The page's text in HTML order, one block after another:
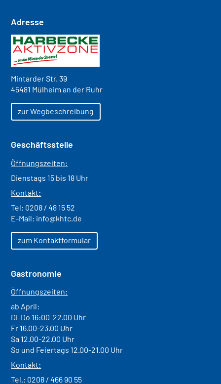
Adresse
Mintarder Str. 39
45481 Mülheim an der Ruhr
zur Wegbeschreibung
Geschäftsstelle
Öffnungszeiten:
Dienstags 15 bis 18 Uhr
Kontakt:
Tel: 0208 / 48 15 52
E-Mail: info@khtc.de
zum Kontaktformular
Gastronomie
Öffnungszeiten:
ab April:
Di-Do 16:00-22.00 Uhr
Fr 16.00-23.00 Uhr
Sa 12.00-22.00 Uhr
So und Feiertags 12.00-21.00 Uhr
Kontakt:
Tel.: 0208 / 466 90 55